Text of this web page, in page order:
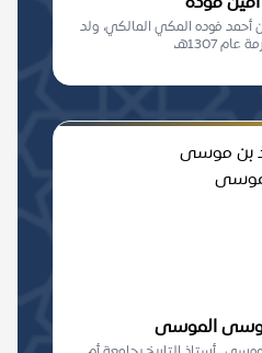
أحمد فوده المكي المالكي، ولد
1307هـ،
الموسى